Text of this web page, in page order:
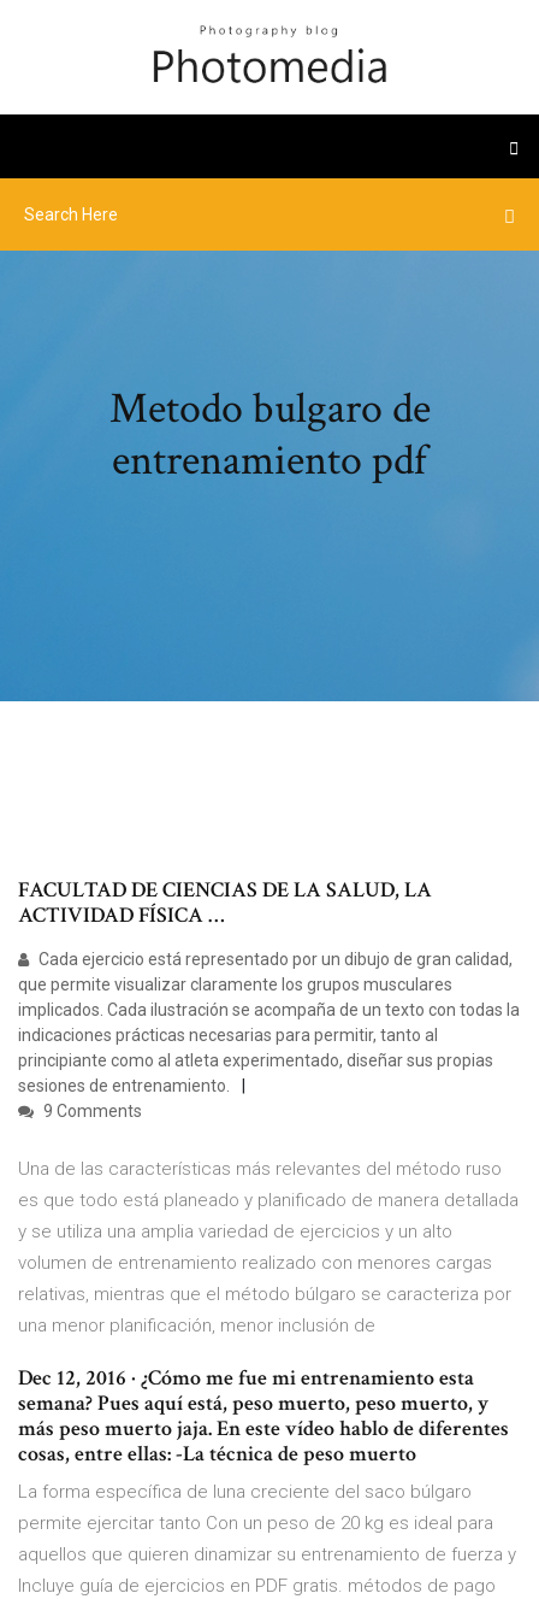
Metodo bulgaro de
entrenamiento pdf
FACULTAD DE CIENCIAS DE LA SALUD, LA
ACTIVIDAD FÍSICA …
Cada ejercicio está representado por un dibujo de gran calidad,
que permite visualizar claramente los grupos musculares
implicados. Cada ilustración se acompaña de un texto con todas la
indicaciones prácticas necesarias para permitir, tanto al
principiante como al atleta experimentado, diseñar sus propias
sesiones de entrenamiento.
9 Comments
Una de las características más relevantes del método ruso
es que todo está planeado y planificado de manera detallada
y se utiliza una amplia variedad de ejercicios y un alto
volumen de entrenamiento realizado con menores cargas
relativas, mientras que el método búlgaro se caracteriza por
una menor planificación, menor inclusión de
Dec 12, 2016 · ¿Cómo me fue mi entrenamiento esta
semana? Pues aquí está, peso muerto, peso muerto, y
más peso muerto jaja. En este vídeo hablo de diferentes
cosas, entre ellas: -La técnica de peso muerto
La forma específica de luna creciente del saco búlgaro
permite ejercitar tanto Con un peso de 20 kg es ideal para
aquellos que quieren dinamizar su entrenamiento de fuerza y
Incluye guía de ejercicios en PDF gratis. métodos de pago